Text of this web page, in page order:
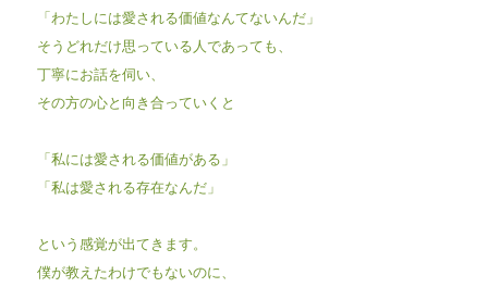
「わたしには愛される価値なんてないんだ」
そうどれだけ思っている人であっても、
丁寧にお話を伺い、
その方の心と向き合っていくと
「私には愛される価値がある」
「私は愛される存在なんだ」
という感覚が出てきます。
僕が教えたわけでもないのに、